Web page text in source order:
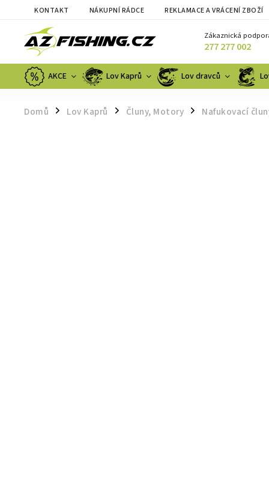
KONTAKT NÁKUPNÍ RÁDCE REKLAMACE A VRÁCENÍ ZBOŽÍ
Zákaznická
277 277 002
AKCE Lov Kaprů Lov dravců
Domů / Lov Kaprů / Čluny, Motory / Nafukovací